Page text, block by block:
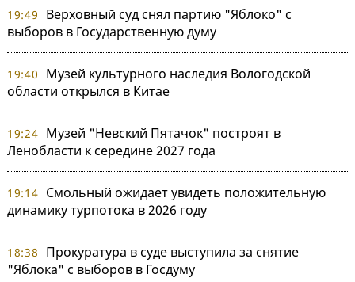
19:49
Верховный суд снял партию "Яблоко" с
выборов в Государственную думу
19:40
Музей культурного наследия Вологодской
области открылся в Китае
19:24 Музей "Невский Пятачок" построят в
Ленобласти к середине 2027 года
19:14 Смольный ожидает увидеть положительную
динамику турпотока в 2026 году
18:38
Прокуратура в суде выступила за снятие
"Яблока" с выборов в Госдуму